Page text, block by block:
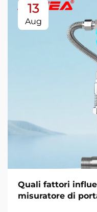
13
Aug
Quali fattori
misuratore di